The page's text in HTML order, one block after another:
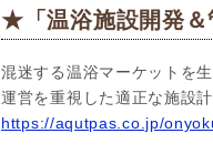
★「温浴施設開発＆
混迷する温浴マーケットを
運営を重視した適正な施設
https://aqutpas.co.jp/